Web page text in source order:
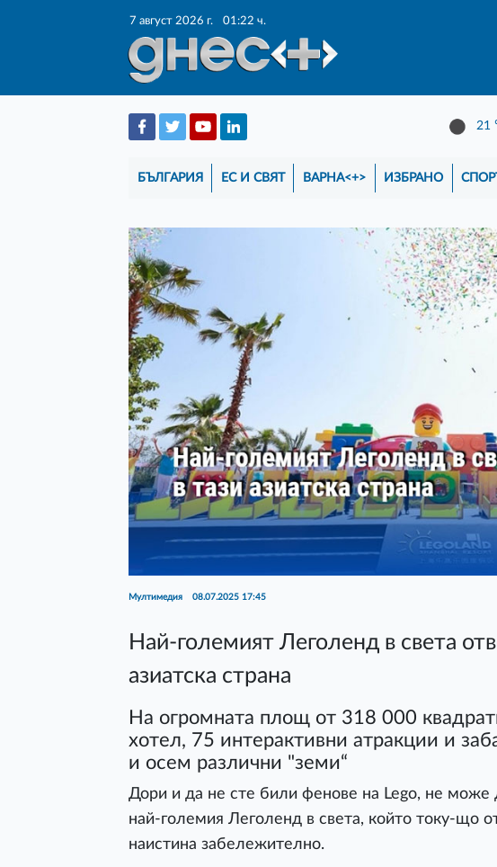
7 август 2026 г. 01:22 ч.
21
БЪЛГАРИЯ ЕС И СВЯТ ВАРНА<+> ИЗБРАНО
Мултимедия 08.07.2025 17:45
Най-големият Леголенд в света
азиатска страна
На огромната площ от 318 000
хотел, 75 интерактивни атракции и
и осем различни "земи“
Дори и да не сте били фенове на Lego, не може
най-големия Леголенд в света, който току-що
наистина забележително.